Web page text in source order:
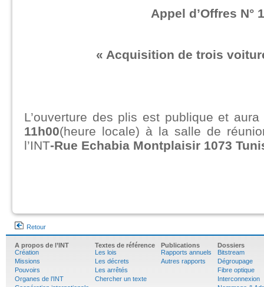
Appel d’Offres N°
« Acquisition de trois
L’ouverture des plis est publique et
11h00(heure locale) à la salle de
l’INT-Rue Echabia Montplaisir 1073
Retour
A propos de l’INT
Création
Missions
Pouvoirs
Organes de l’INT
Textes de référence
Les lois
Les décrets
Les arrêtés
Chercher un texte
Publications
Rapports annuels
Autres rapports
Dossiers
Bitstream
Dégroupage
Fibre optique
Interconnexion